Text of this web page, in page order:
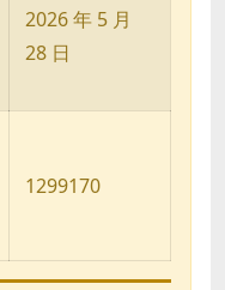
2026 年 5 月
28 日
1299170